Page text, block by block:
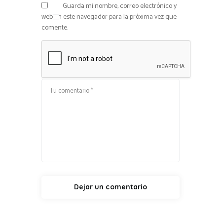
Guarda mi nombre, correo electrónico y
web en este navegador para la próxima vez que
comente.